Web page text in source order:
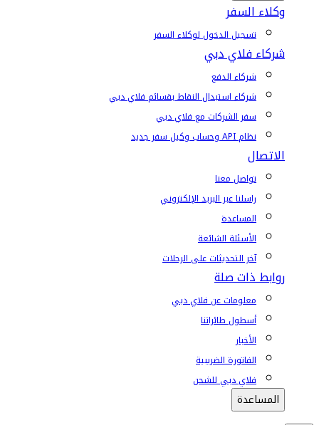
وكلاء السفر
تسجيل الدخول لوكلاء السفر
شركاء فلاي دبي
شركاء الدفع
شركاء استبدال النقاط بقسائم فلاي دبي
سفر الشركات مع فلاي دبي
نظام API وحساب وكيل سفر جديد
الاتصال
تواصل معنا
راسلنا عبر البريد الإلكتروني
المساعدة
الأسئلة الشائعة
آخر التحديثات على الرحلات
روابط ذات صلة
معلومات عن فلاي دبي
أسطول طائراتنا
الأخبار
الفاتورة الضريبية
فلاي دبي للشحن
المساعدة